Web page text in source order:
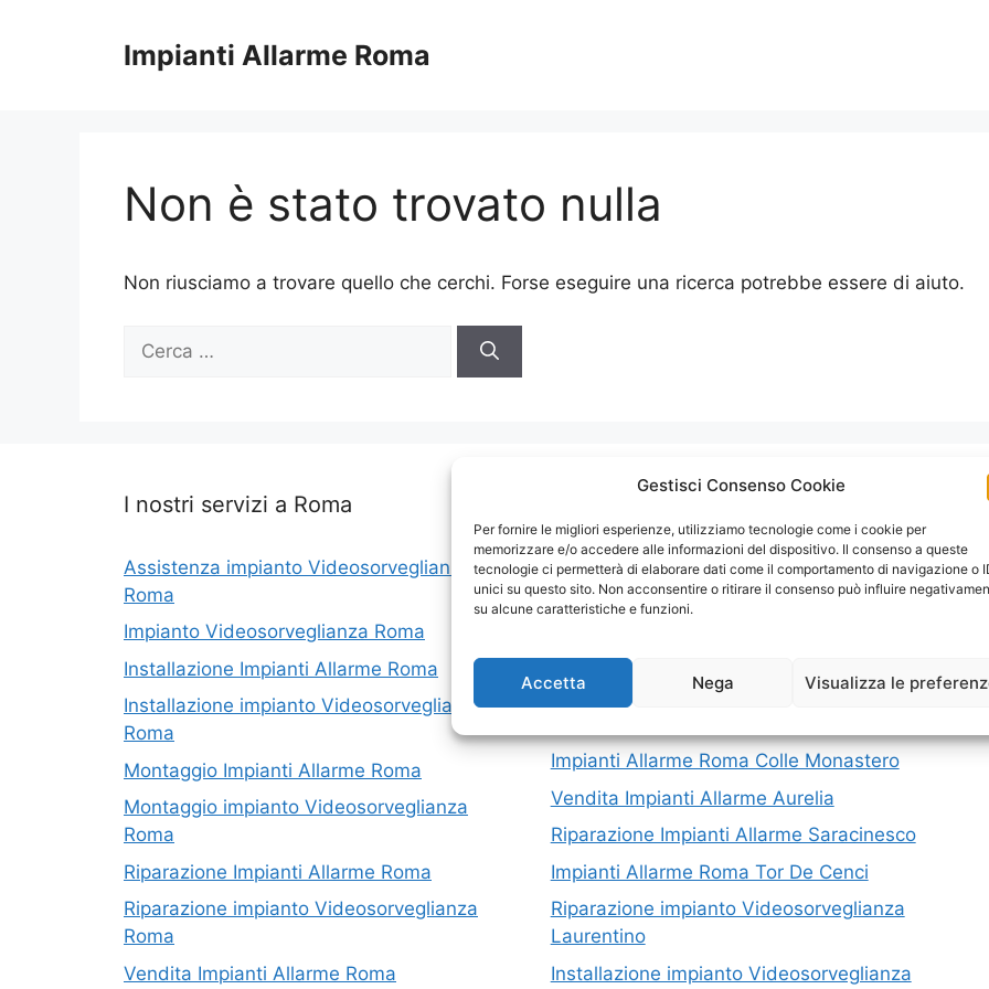
Gestisci Consenso Cookie
Per fornire le migliori esperienze, utilizziamo tecnologie come i cookie per
memorizzare e/o accedere alle informazioni del dispositivo. Il consenso a queste
tecnologie ci permetterà di elaborare dati come il comportamento di navigazione o
unici su questo sito. Non acconsentire o ritirare il consenso può influire
su alcune caratteristiche e funzioni.
Accetta Nega Visualizza le
Impianti Allarme Roma
Non è stato trovato nulla
Non riusciamo a trovare quello che cerchi. Forse eseguire una ricerca potrebbe essere di aiuto.
per:
I nostri servizi a Roma
Assistenza impianto Videosorveglianza
Roma
Impianto Videosorveglianza Roma
Installazione Impianti Allarme Roma
Installazione impianto Videosorveglianza
Roma
Montaggio Impianti Allarme Roma
Montaggio impianto Videosorveglianza
Roma
Riparazione Impianti Allarme Roma
Riparazione impianto Videosorveglianza
Roma
Vendita Impianti Allarme Roma
Montaggio Impianti Allarme Via Cortina
D’Ampezzo
Ponte Di Nona
Impianto Videosorveglianza Arcinazzo
Impianti Allarme Roma Colle Monastero
Vendita Impianti Allarme Aurelia
Riparazione Impianti Allarme Saracinesco
Impianti Allarme Roma Tor De Cenci
Riparazione impianto Videosorveglianza
Laurentino
Installazione impianto Videosorveglianza